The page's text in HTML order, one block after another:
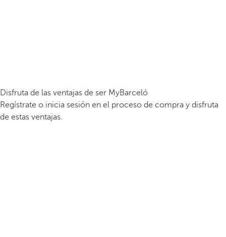
Disfruta de las ventajas de ser MyBarceló
Regístrate o inicia sesión en el proceso de compra y disfruta
de estas ventajas.